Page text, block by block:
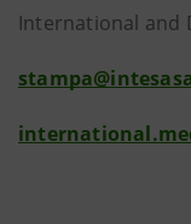
International and